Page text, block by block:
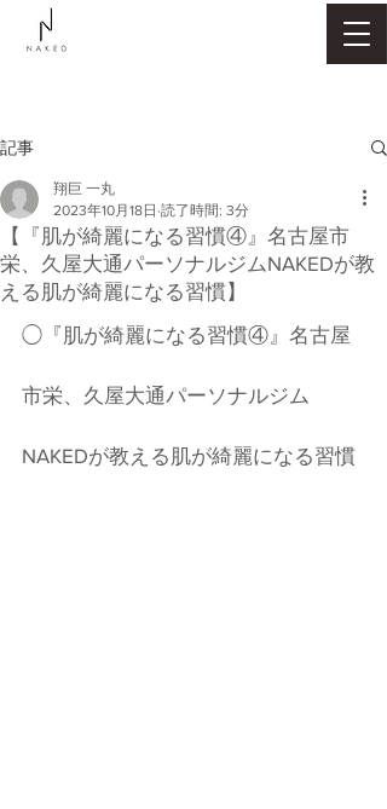
記事
【『肌が綺麗になる習慣④』名古屋市
栄、久屋大通パーソナルジムNAKEDが教
える肌が綺麗になる習慣】
翔巨 一丸
2023年10月18日 読了時間: 3分
◯『肌が綺麗になる習慣④』名古屋
市栄、久屋大通パーソナルジム
NAKEDが教える肌が綺麗になる習慣